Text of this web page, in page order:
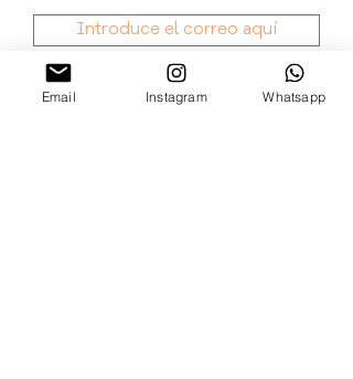
Enviar comentarios
Email Instagram Whatsapp